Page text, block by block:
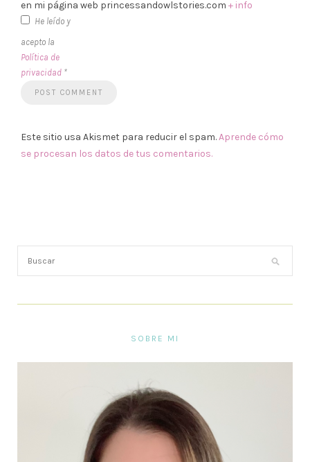
en mi página web princessandowlstories.com + info
He leído y
acepto la
Política de
privacidad *
Este sitio usa Akismet para reducir el spam.Aprende cómo
se procesan los datos de tus comentarios.
SOBRE MI